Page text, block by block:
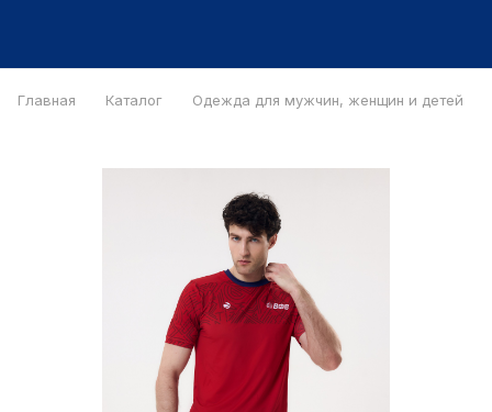
Главная Каталог Одежда для мужчин, женщин и детей